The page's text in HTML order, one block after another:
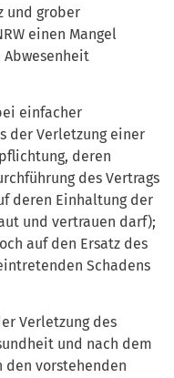
und grober
einen Mangel
einfacher
der Verletzung einer
deren
des Vertrags
deren Einhaltung der
und vertrauen darf);
auf den Ersatz des
Schadens
Verletzung des
und nach dem
den vorstehenden